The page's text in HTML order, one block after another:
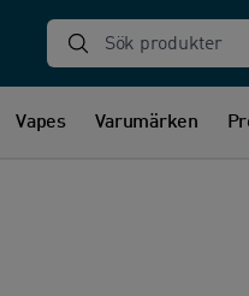
Sök produkter
Vapes Varumärken